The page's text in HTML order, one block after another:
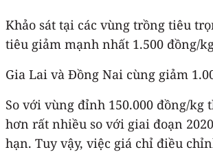
Khảo sát tại các vùng trồng tiêu
tiêu giảm mạnh nhất 1.500 đồng/
Gia Lai và Đồng Nai cùng giảm
So với vùng đỉnh 150.000 đồng/
hơn rất nhiều so với giai đoạn
hạn. Tuy vậy, việc giá chỉ điều